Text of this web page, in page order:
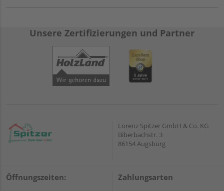
Unsere Zertifizierungen und Partner
Lorenz Spitzer GmbH & Co. KG
Biberbachstr. 3
86154 Augsburg
Öffnungszeiten: Zahlungsarten